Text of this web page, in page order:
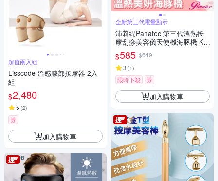
超值兩入組
Lisscode 溫感膝部按摩器 2入
組
$2,480
5 (2)
券
加入購物車
全新第三代電量顯示
沛莉緹Panatec 第三代溫熱按
摩刮痧美容儀天使機海豚機 K-1
75
$585 $649
3 (1)
限時下殺 券
加入購物車